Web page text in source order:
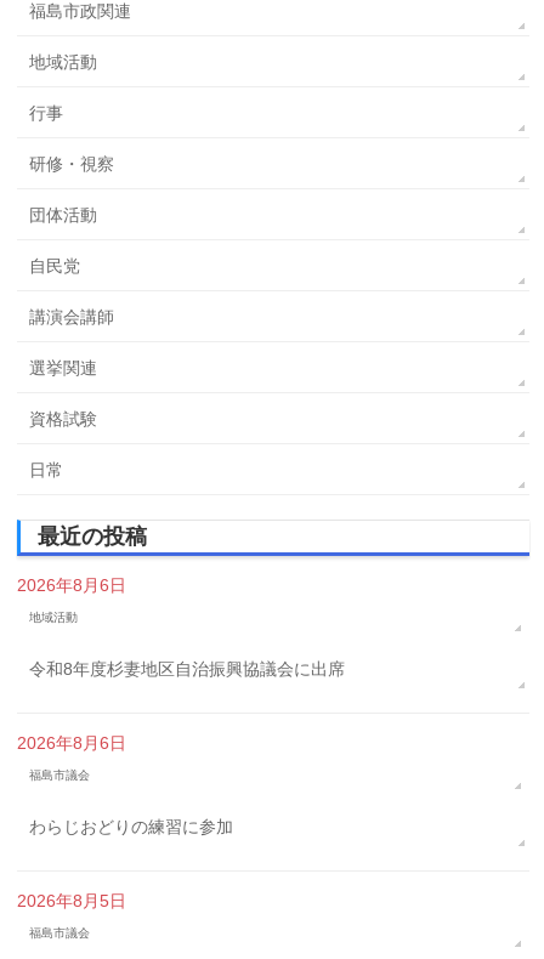
福島市政関連
地域活動
行事
研修・視察
団体活動
自民党
講演会講師
選挙関連
資格試験
日常
最近の投稿
2026年8月6日
地域活動
令和8年度杉妻地区自治振興協議会に出席
2026年8月6日
福島市議会
わらじおどりの練習に参加
2026年8月5日
福島市議会